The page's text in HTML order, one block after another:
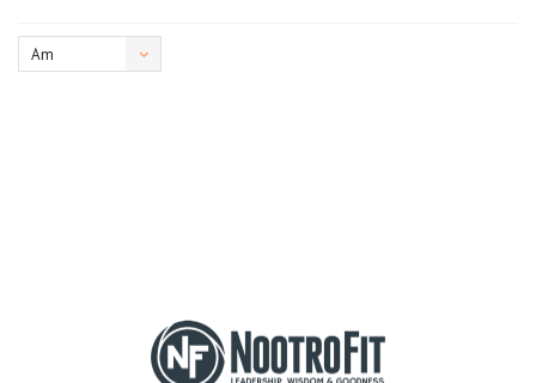
Am